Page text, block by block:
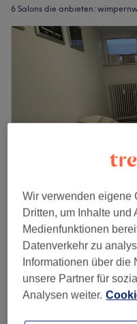
6 Salons die anbieten:
DOLLSBEAUTY
4,9
118
Hohenlimburg, Hagen
Wimpernlifting +
Paket
Wir verwenden eigene
Dritten, um Inhalte und
Medienfunktionen
Datenverkehr zu
Informationen über die
unsere Partner für
Analysen weiter.